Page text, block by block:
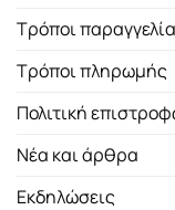
Τρόποι
Τρόποι πληρωμής
Πολιτική
Νέα και άρθρα
Εκδηλώσεις